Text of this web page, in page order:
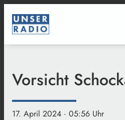
Vorsicht
17. April 2024 · 05:56 Uhr